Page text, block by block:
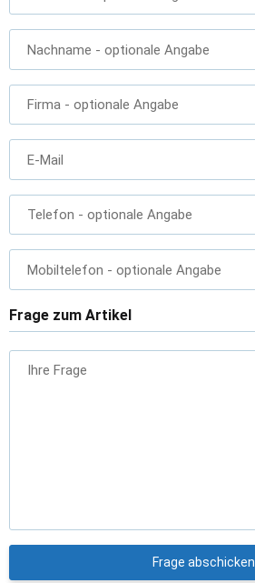
Nachname - optionale Angabe
Firma - optionale Angabe
E-Mail
Telefon - optionale Angabe
Mobiltelefon - optionale Angabe
Frage zum Artikel
Ihre Frage
Frage abschicken